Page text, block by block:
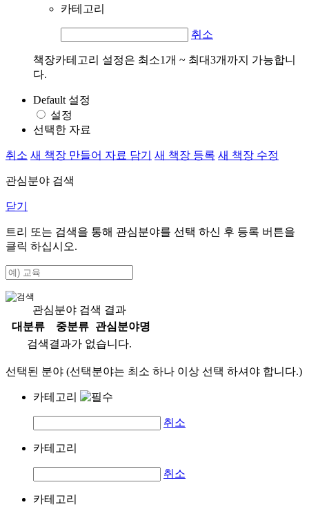
카테고리
취소
책장카테고리 설정은 최소1개 ~ 최대3개까지 가능합니
다.
Default 설정
설정
선택한 자료
취소 새 책장 만들어 자료 담기 새 책장 등록 새 책장 수정
관심분야 검색
닫기
트리 또는 검색을 통해 관심분야를 선택 하신 후 등록 버튼을
클릭 하십시오.
관심분야 검색 결과
대분류
중분류
관심분야명
검색결과가 없습니다.
선택된 분야 (선택분야는 최소 하나 이상 선택 하셔야 합니다.)
카테고리
취소
카테고리
취소
카테고리